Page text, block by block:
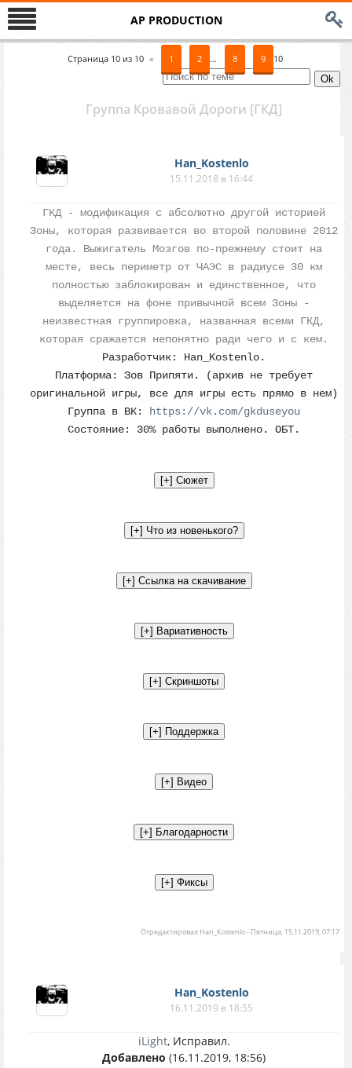
AP PRODUCTION
Страница 10из 10 « 1 2 … 8 9 10
Группа Кровавой Дороги [ГКД]
Han_Kostenlo
15.11.2018 в 16:44
ГКД - модификация с абсолютно другой историей
Зоны, которая развивается во второй половине 2012
года. Выжигатель Мозгов по-прежнему стоит на
месте, весь периметр от ЧАЭС в радиусе 30 км
полностью заблокирован и единственное, что
выделяется на фоне привычной всем Зоны -
неизвестная группировка, названная всеми ГКД,
которая сражается непонятно ради чего и с кем.
Разработчик: Han_Kostenlo.
Платформа: Зов Припяти. (архив не требует
оригинальной игры, все для игры есть прямо в нем)
Группа в ВК:
https://vk.com/gkduseyou
Состояние: 30% работы выполнено. ОБТ.
Отредактировал Han_Kostenlo- Пятница, 15.11.2019, 07:17
Han_Kostenlo
16.11.2019 в 18:55
iLight, Исправил.
Добавлено (16.11.2019, 18:56)